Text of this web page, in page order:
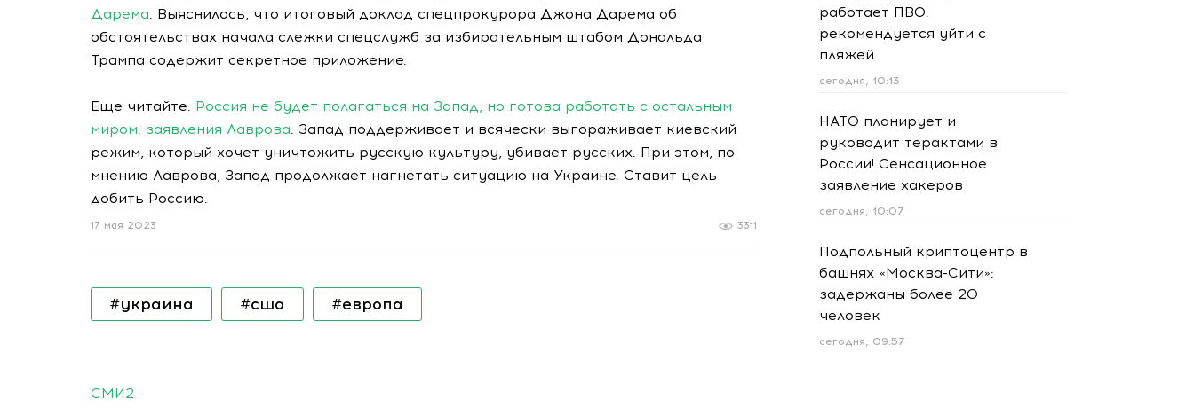
Дарема. Выяснилось, что итоговый доклад спецпрокурора Джона Дарема об
обстоятельствах начала слежки спецслужб за избирательным штабом Дональда
Трампа содержит секретное приложение.
Еще читайте: Россия не будет полагаться на Запад, но готова работать с остальным
миром: заявления Лаврова. Запад поддерживает и всячески выгораживает киевский
режим, который хочет уничтожить русскую культуру, убивает русских. При этом, по
мнению Лаврова, Запад продолжает нагнетать ситуацию на Украине. Ставит цель
добить Россию.
3311
17 мая 2023
#украина #сша #европа
работает ПВО:
рекомендуется уйти с
пляжей
сегодня, 10:13
НАТО планирует и
руководит терактами в
России! Сенсационное
заявление хакеров
сегодня, 10:07
Подпольный криптоцентр в
башнях «Москва-Сити»:
задержаны более 20
человек
сегодня, 09:57
СМИ2